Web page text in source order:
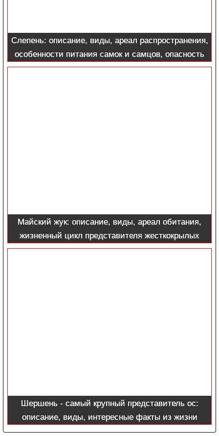
Слепень: описание, виды, ареал распространения,
особенности питания самок и самцов, опасность
для человека
Майский жук: описание, виды, ареал обитания,
жизненный цикл представителя жесткокрылых
(фото + видео)
Шершень - самый крупный представитель ос:
описание, виды, интересные факты из жизни
насекомого